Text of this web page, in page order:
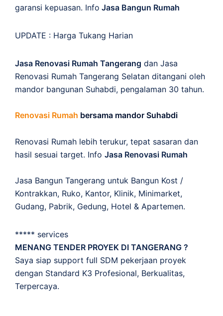
garansi kepuasan. Info Jasa Bangun Rumah
UPDATE : Harga Tukang Harian
Jasa Renovasi Rumah Tangerang dan Jasa
Renovasi Rumah Tangerang Selatan ditangani oleh
mandor bangunan Suhabdi, pengalaman 30 tahun.
Renovasi Rumah bersama mandor Suhabdi
Renovasi Rumah lebih terukur, tepat sasaran dan
hasil sesuai target. Info Jasa Renovasi Rumah
Jasa Bangun Tangerang untuk Bangun Kost /
Kontrakkan, Ruko, Kantor, Klinik, Minimarket,
Gudang, Pabrik, Gedung, Hotel & Apartemen.
***** services
MENANG TENDER PROYEK DI TANGERANG ?
Saya siap support full SDM pekerjaan proyek
dengan Standard K3 Profesional, Berkualitas,
Terpercaya.